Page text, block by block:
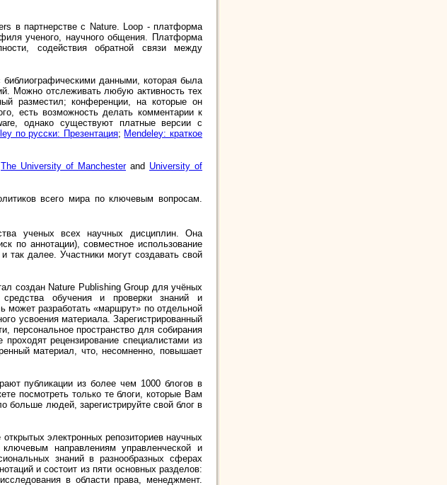
в партнерстве с Nature. Loop - платформа
ученого, научного общения. Платформа
содействия обратной связи между
данными, которая была
Можно отслеживать любую активность тех
разместил; конференции, на которые он
есть возможность делать комментарии к
однако существуют платные версии с
по русски: Презентация; Mendeley: краткое
The University of Manchesterand University of
всего мира по ключевым вопросам.
ученых всех научных дисциплин. Она
по аннотации), совместное использование
далее. Участники могут создавать свой
создан Nature Publishing Group для учёных
обучения и проверки знаний и
может разработать «маршрут» по отдельной
усвоения материала. Зарегистрированный
персональное пространство для собирания
рецензирование специалистами из
материал, что, несомненно, повышает
публикации из более чем 1000 блогов в
посмотреть только те блоги, которые Вам
больше людей, зарегистрируйте свой блог в
электронных репозиториев научных
направлениям управленческой и
знаний в разнообразных сферах
и состоит из пяти основных разделов:
в области права, менеджмент.